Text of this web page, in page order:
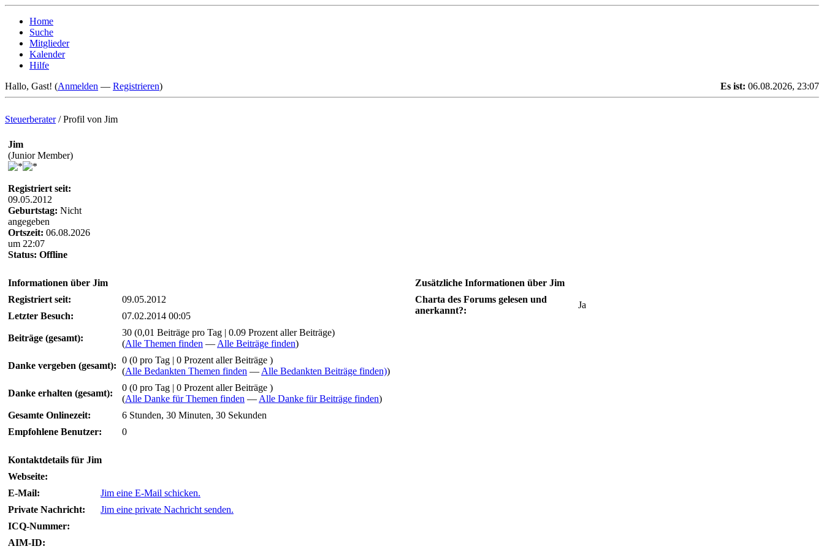
Home
Suche
Mitglieder
Kalender
Hilfe
Es ist: 06.08.2026, 23:07
Hallo, Gast! (Anmelden — Registrieren)
Steuerberater /Profil von Jim
Jim
(Junior Member)
Registriert seit:
09.05.2012
Geburtstag: Nicht
angegeben
Ortszeit: 06.08.2026
um 22:07
Status: Offline
Informationen über Jim
Registriert seit:
09.05.2012
Letzter Besuch:
07.02.2014 00:05
Beiträge (gesamt):
30 (0,01 Beiträge pro Tag | 0.09 Prozent aller Beiträge)
(Alle Themen finden — Alle Beiträge finden)
Danke vergeben (gesamt):
0 (0 pro Tag | 0 Prozent aller Beiträge )
(Alle Bedankten Themen finden — Alle Bedankten Beiträge finden))
Danke erhalten (gesamt):
0 (0 pro Tag | 0 Prozent aller Beiträge )
(Alle Danke für Themen finden — Alle Danke für Beiträge finden)
Gesamte Onlinezeit:
6 Stunden, 30 Minuten, 30 Sekunden
Empfohlene Benutzer:
0
Kontaktdetails für Jim
Webseite:
E-Mail:
Jim eine E-Mail schicken.
Private Nachricht:
Jim eine private Nachricht senden.
ICQ-Nummer:
AIM-ID:
Zusätzliche Informationen über Jim
Charta des Forums gelesen und
anerkannt?:
Ja